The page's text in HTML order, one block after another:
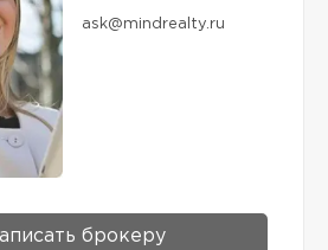
ask@mindrealty.ru
брокеру